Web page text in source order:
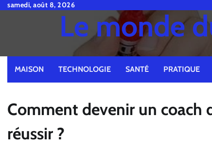
Skipsamedi, août 8, 2026
Le monde
MAISON TECHNOLOGIE SANTÉ PRATIQUE
Comment devenir un coach
réussir ?